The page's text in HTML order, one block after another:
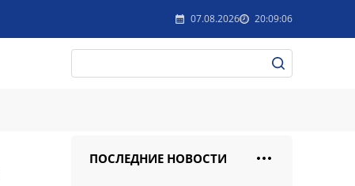
07.08.2026 20:09:06
ПОСЛЕДНИЕ НОВОСТИ